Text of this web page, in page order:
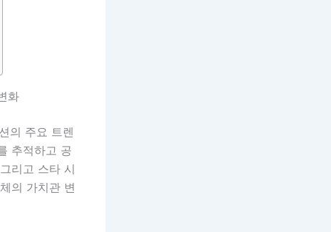
화
의 주요 트렌
추적하고 공
리고 스타 시
의 가치관 변